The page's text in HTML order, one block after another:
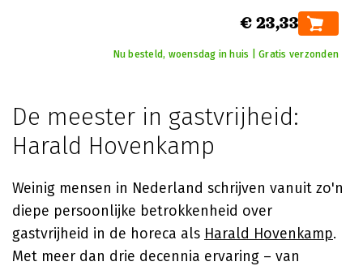
€ 23,33
Nu besteld, woensdag in huis | Gratis verzonden
De meester in gastvrijheid:
Harald Hovenkamp
Weinig mensen in Nederland schrijven vanuit zo'n
diepe persoonlijke betrokkenheid over
gastvrijheid in de horeca als Harald Hovenkamp.
Met meer dan drie decennia ervaring – van